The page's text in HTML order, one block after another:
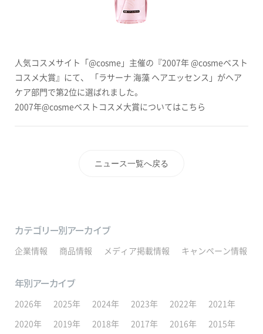
人気コスメサイト「@cosme」主催の『2007年 @cosmeベスト
コスメ大賞』にて、 「ラサーナ 海藻 ヘアエッセンス 」がヘア
ケア部門で第2位に選ばれました。
2007年@cosmeベストコスメ大賞についてはこちら
ニュース一覧へ戻る
カテゴリー別アーカイブ
企業情報 商品情報 メディア掲載情報 キャンペーン情報
年別アーカイブ
2026年 2025年 2024年 2023年 2022年
2021年
2020年
2019年 2018年 2017年 2016年
2015年